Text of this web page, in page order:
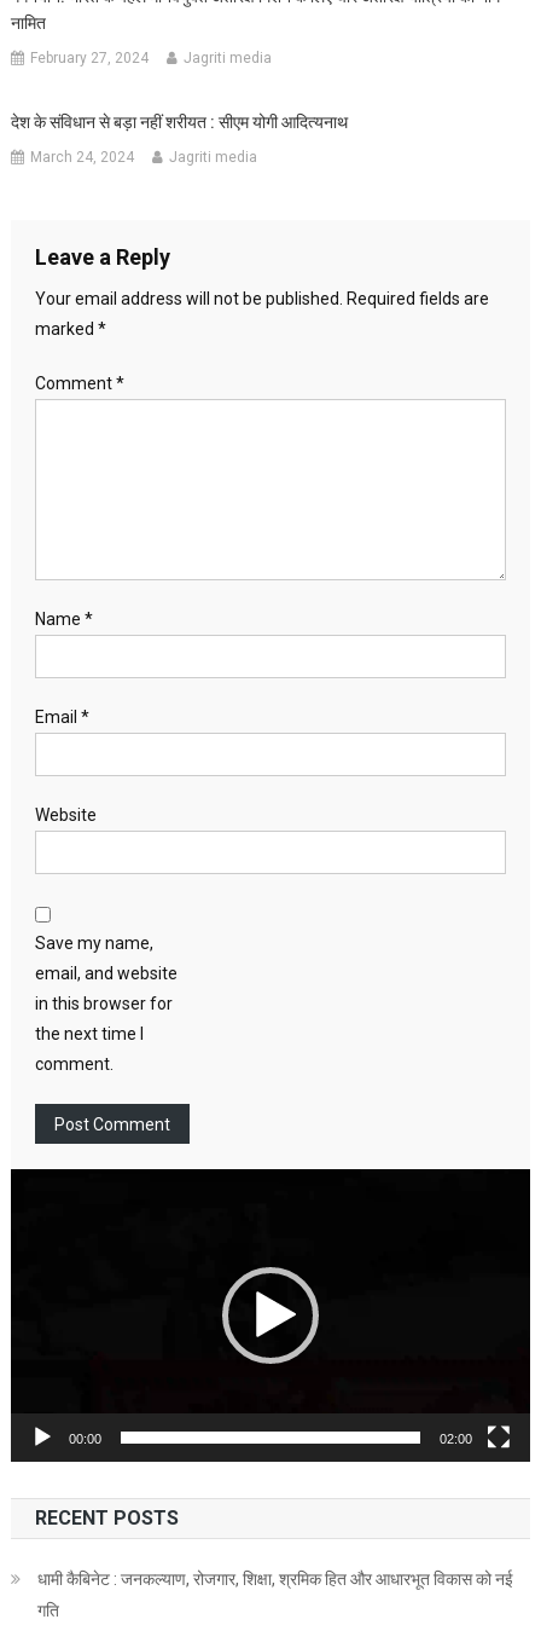
नामित
February 27, 2024 Jagriti media
देश के संविधान से बड़ा नहीं शरीयत : सीएम योगी आदित्यनाथ
March 24, 2024 Jagriti media
Leave a Reply
Your email address will not be published.
Required fields are
marked *
Comment*
Name *
Email *
Website
Save my name,
email, and website
in this browser for
the next time I
comment.
00:00 02:00
RECENT POSTS
धामी कैबिनेट : जनकल्याण, रोजगार, शिक्षा, श्रमिक हित और आधारभूत विकास को नई
गति